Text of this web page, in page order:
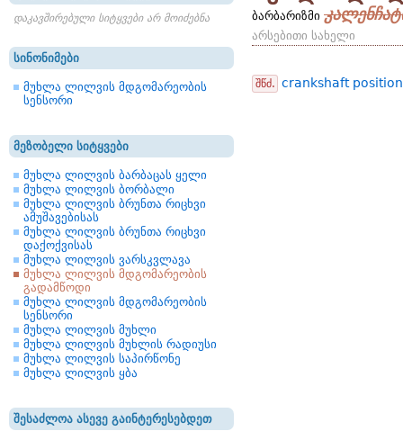
დაკავშირებული სიტყვები არ მოიძებნა
სინონიმები
მუხლა ლილვის მდგომარეობის
სენსორი
მეზობელი სიტყვები
მუხლა ლილვის ბარბაცას ყელი
მუხლა ლილვის ბორბალი
მუხლა ლილვის ბრუნთა რიცხვი
ამუშავებისას
მუხლა ლილვის ბრუნთა რიცხვი
დაქოქვისას
მუხლა ლილვის ვარსკვლავა
მუხლა ლილვის მდგომარეობის
გადამწოდი
მუხლა ლილვის მდგომარეობის
სენსორი
მუხლა ლილვის მუხლი
მუხლა ლილვის მუხლის რადიუსი
მუხლა ლილვის საპირწონე
მუხლა ლილვის ყბა
შესაძლოა ასევე გაინტერესებდეთ
ბარბარიზმი
არსებითი სახელი
შწძ. crankshaft